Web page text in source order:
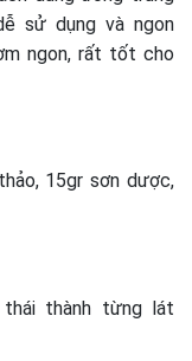
sử dụng và ngon
ngon, rất tốt cho
15gr sơn dược,
thành từng lát